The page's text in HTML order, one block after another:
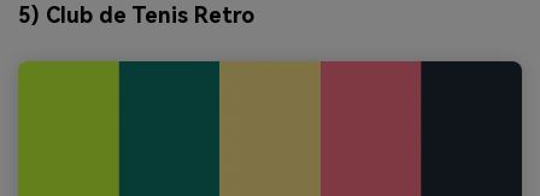
5) Club de Tenis Retro